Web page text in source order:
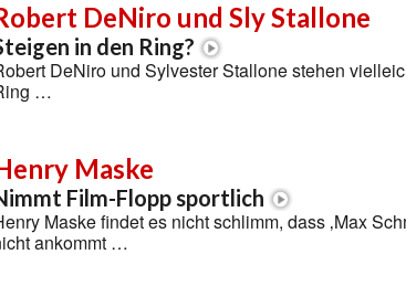
DeNiro und Sly Stallone
in den Ring?
DeNiro und Sylvester Stallone stehen
…
Maske
Film-Flopp sportlich
Maske findet es nicht schlimm, dass ‚Max
ankommt …